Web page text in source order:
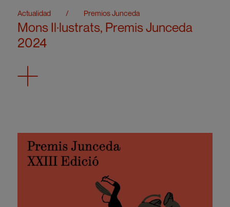
Actualidad / Premios Junceda
Mons Il·lustrats, Premis Junceda
2024